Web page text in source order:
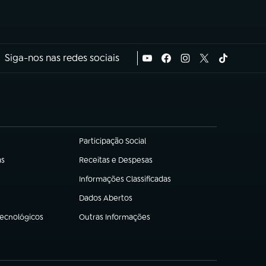
Siga-nos nas redes sociais
Participação Social
(abre em nova aba)
Receitas e Despesas
(abre em nova aba)
Informações Classificadas
(abre em nova aba)
Dados Abertos
(abre em nova aba)
Outras Informações
(abre em nova aba)